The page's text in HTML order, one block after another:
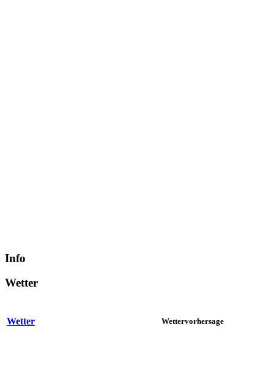
Info
Wetter
Wetter Wettervorhersage